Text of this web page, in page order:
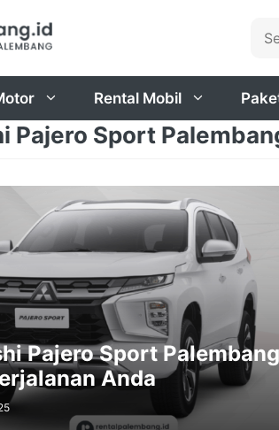
Rental Mobil
Pajero Sport
Pajero Sport
Anda